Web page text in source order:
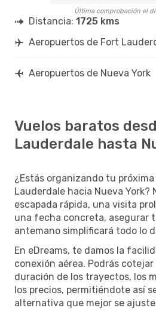
Última comprobación el
Distancia: 1725 kms
Aeropuertos de Fort
Aeropuertos de Nueva York
Vuelos baratos
Lauderdale hasta
¿Estás organizando tu
Lauderdale hacia Nueva York?
escapada rápida, una visita
una fecha concreta, asegurar
antemano simplificará todo lo
En eDreams, te damos la
conexión aérea. Podrás
duración de los trayectos, los
los precios, permitiéndote así
alternativa que mejor se